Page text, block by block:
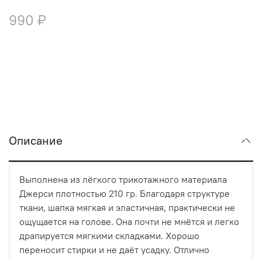
990 ₽
Описание
Выполнена из лёгкого трикотажного материала
Джерси плотностью 210 гр. Благодаря структуре
ткани, шапка мягкая и эластичная, практически не
ощущается на голове. Она почти не мнётся и легко
драпируется мягкими складками. Хорошо
переносит стирки и не даёт усадку. Отлично